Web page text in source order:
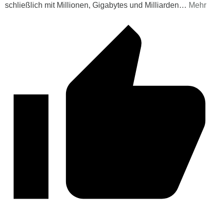
schließlich mit Millionen, Gigabytes und Milliarden… Mehr